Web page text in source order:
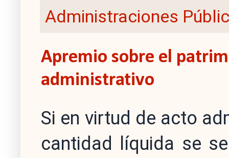
Administraciones
Apremio sobre el
administrativo
Si en virtud de acto
cantidad líquida se